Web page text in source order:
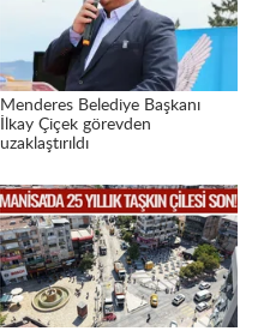
Menderes Belediye Başkanı
İlkay Çiçek görevden
uzaklaştırıldı